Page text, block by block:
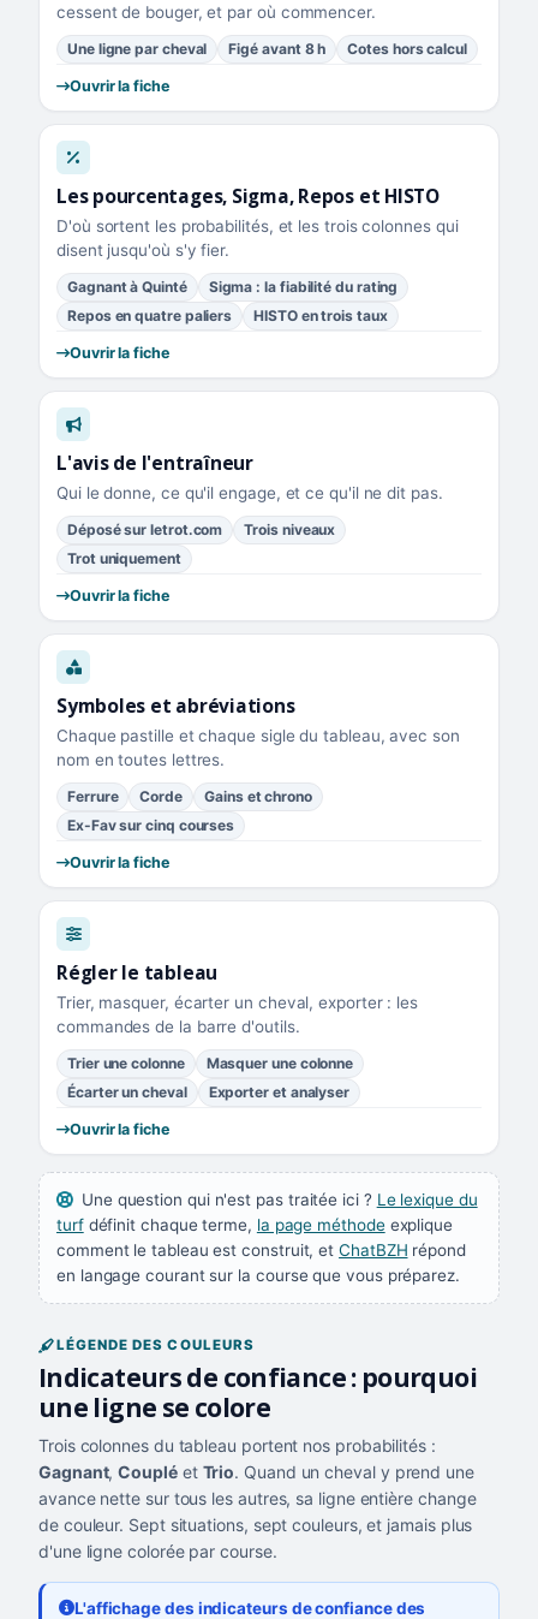
cessent de bouger, et par où commencer.
Une ligne par cheval Figé avant 8 h Cotes hors calcul
Ouvrir la fiche
Les pourcentages, Sigma, Repos et HISTO
D'où sortent les probabilités, et les trois colonnes qui
disent jusqu'où s'y fier.
Gagnant à Quinté
Sigma : la fiabilité du rating
Repos en quatre paliers
HISTO en trois taux
Ouvrir la fiche
L'avis de l'entraîneur
Qui le donne, ce qu'il engage, et ce qu'il ne dit pas.
Déposé sur letrot.com
Trois niveaux
Trot uniquement
Ouvrir la fiche
Symboles et abréviations
Chaque pastille et chaque sigle du tableau, avec son
nom en toutes lettres.
Ferrure Corde
Gains et chrono
Ex-Fav sur cinq courses
Ouvrir la fiche
Régler le tableau
Trier, masquer, écarter un cheval, exporter : les
commandes de la barre d'outils.
Trier une colonne
Masquer une colonne
Écarter un cheval
Exporter et analyser
Ouvrir la fiche
Une question qui n'est pas traitée ici ? Le lexique du
turfdéfinit chaque terme, la page méthodeexplique
comment le tableau est construit, etChatBZH répond
en langage courant sur la course que vous préparez.
LÉGENDE DES COULEURS
Indicateurs de confiance : pourquoi
une ligne se colore
Trois colonnes du tableau portent nos probabilités :
Gagnant,Coupléet Trio. Quand un cheval y prend une
avance nette sur tous les autres, sa ligne entière change
de couleur. Sept situations, sept couleurs, et jamais plus
d'une ligne colorée par course.
L'affichage des indicateurs de confiance des